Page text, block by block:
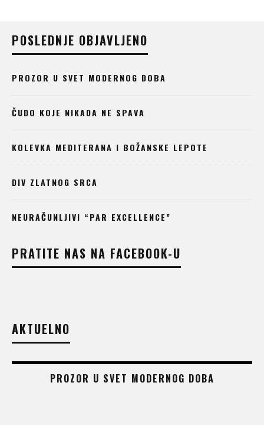
POSLEDNJE OBJAVLJENO
PROZOR U SVET MODERNOG DOBA
ČUDO KOJE NIKADA NE SPAVA
KOLEVKA MEDITERANA I BOŽANSKE LEPOTE
DIV ZLATNOG SRCA
NEURAČUNLJIVI “PAR EXCELLENCE”
PRATITE NAS NA FACEBOOK-U
AKTUELNO
PROZOR U SVET MODERNOG DOBA